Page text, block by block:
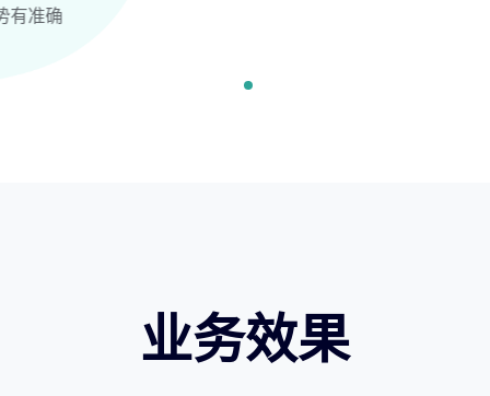
使企业管理者对企业的能源成本比重发展趋势有准确
业务效果